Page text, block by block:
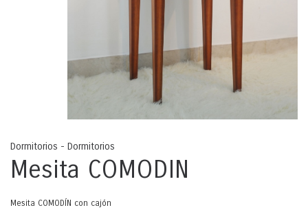
Dormitorios - Dormitorios
Mesita COMODIN
Mesita COMODÍN con cajón